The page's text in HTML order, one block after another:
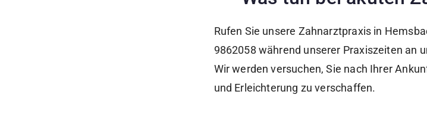
Rufen Sie unsere Zahnarztpraxis in
9862058 während unserer Praxiszeiten an
Wir werden versuchen, Sie nach Ihrer
und Erleichterung zu verschaffen.